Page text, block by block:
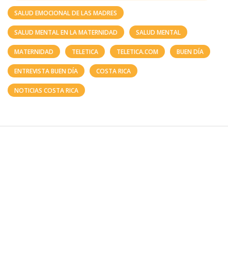
SALUD EMOCIONAL DE LAS MADRES
SALUD MENTAL EN LA MATERNIDAD SALUD MENTAL
MATERNIDAD TELETICA TELETICA.COM BUEN DÍA
ENTREVISTA BUEN DÍA COSTA RICA
NOTICIAS COSTA RICA